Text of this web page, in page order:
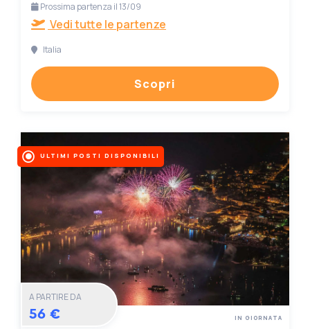
Prossima partenza il 13/09
Vedi tutte le partenze
Italia
Scopri
ULTIMI POSTI DISPONIBILI
A PARTIRE DA
56 € IN GIORNATA